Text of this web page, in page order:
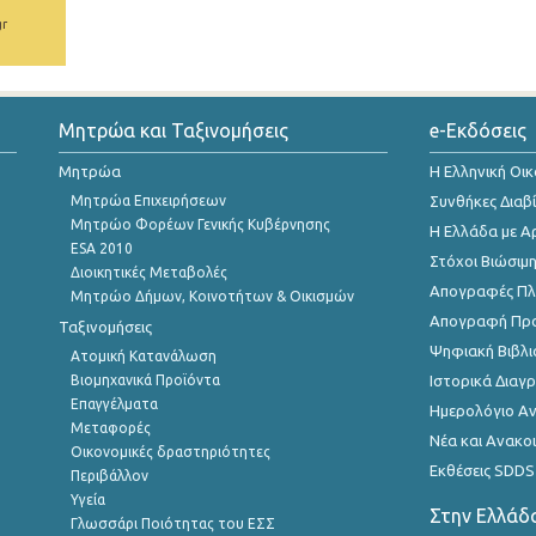
Μητρώα και Ταξινομήσεις
Μητρώα
Μητρώα Επιχειρήσεων
Μητρώο Φορέων Γενικής Κυβέρνησης
ESA 2010
Διοικητικές Μεταβολές
Μητρώο Δήμων, Κοινοτήτων & Οικισμών
Ταξινομήσεις
Ατομική Κατανάλωση
Βιομηχανικά Προϊόντα
Επαγγέλματα
Μεταφορές
Οικονομικές δραστηριότητες
Περιβάλλον
Υγεία
Γλωσσάρι Ποιότητας του ΕΣΣ
e-Εκδόσεις
Η Ελληνική
Συνθήκες
Η Ελλάδα με
Στόχοι
Απογραφές
Απογραφή
Ψηφιακή
Ιστορικά
Ημερολόγιο
Νέα και
Εκθέσεις SDDS
Στην